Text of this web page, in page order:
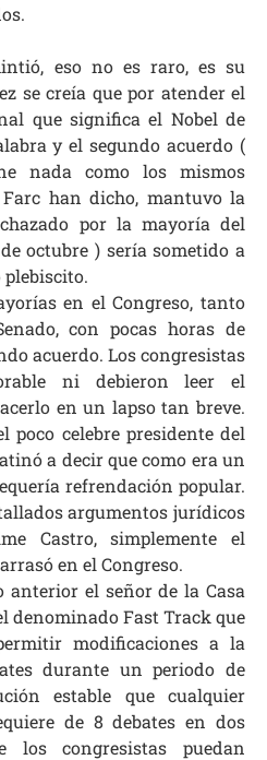
eso no es raro, es su
se creía que por atender el
que significa el Nobel de
y el segundo acuerdo (
nada como los mismos
han dicho, mantuvo la
por la mayoría del
octubre ) sería sometido a
en el Congreso, tanto
con pocas horas de
acuerdo. Los congresistas
ni debieron leer el
en un lapso tan breve.
poco celebre presidente del
a decir que como era un
refrendación popular.
argumentos jurídicos
Castro, simplemente el
en el Congreso.
el señor de la Casa
denominado Fast Track que
modificaciones a la
durante un periodo de
estable que cualquier
de 8 debates en dos
congresistas puedan